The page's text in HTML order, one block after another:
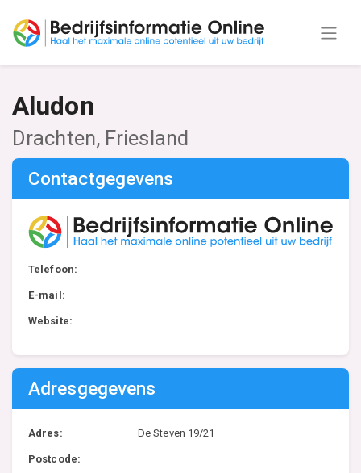
Aludon
Drachten, Friesland
Contactgegevens
Telefoon:
E-mail:
Website:
Adresgegevens
Adres: De Steven 19/21
Postcode: